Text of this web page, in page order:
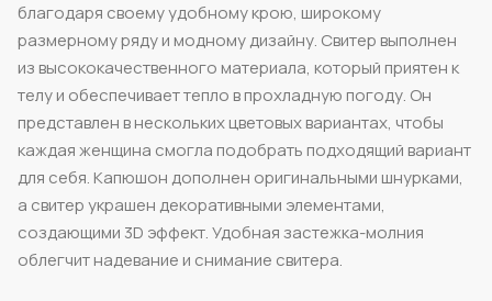
благодаря своему удобному крою, широкому
размерному ряду и модному дизайну. Свитер выполнен
из высококачественного материала, который приятен к
телу и обеспечивает тепло в прохладную погоду. Он
представлен в нескольких цветовых вариантах, чтобы
каждая женщина смогла подобрать подходящий вариант
для себя. Капюшон дополнен оригинальными шнурками,
а свитер украшен декоративными элементами,
создающими 3D эффект. Удобная застежка-молния
облегчит надевание и снимание свитера.